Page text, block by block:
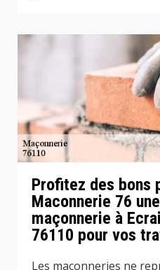
Profitez des bons
Maconnerie 76
maçonnerie à
76110 pour vos
Les maçonneries ne